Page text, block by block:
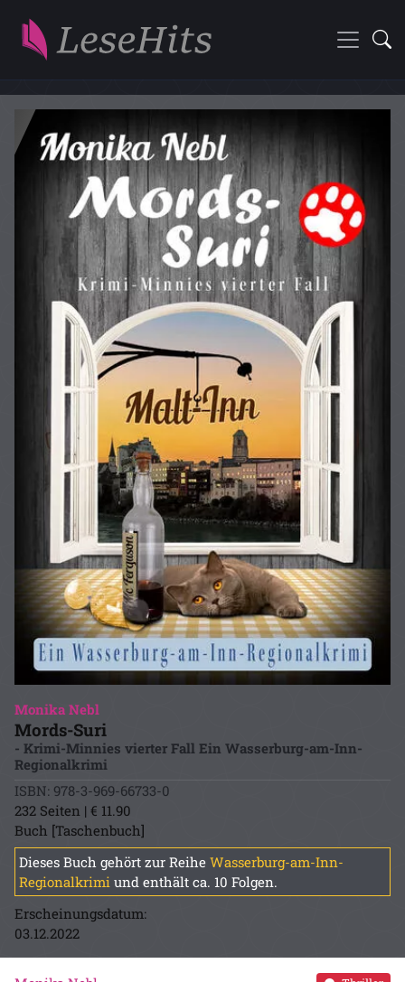
Monika Nebl
Mords-Suri
- Krimi-Minnies vierter Fall Ein Wasserburg-am-Inn-
Regionalkrimi
ISBN: 978-3-969-66733-0
232 Seiten | € 11.90
Buch [Taschenbuch]
Dieses Buch gehört zur Reihe Wasserburg-am-Inn-
Regionalkrimi und enthält ca. 10 Folgen.
Erscheinungsdatum:
03.12.2022